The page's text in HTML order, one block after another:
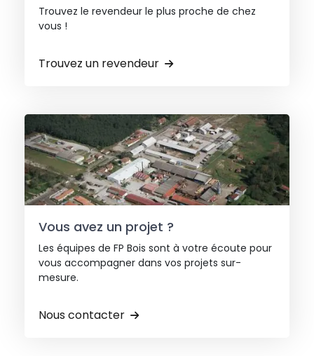
Trouvez le revendeur le plus proche de chez
vous !
Trouvez un revendeur
Vous avez un projet ?
Les équipes de FP Bois sont à votre écoute pour
vous accompagner dans vos projets sur-
mesure.
Nous contacter